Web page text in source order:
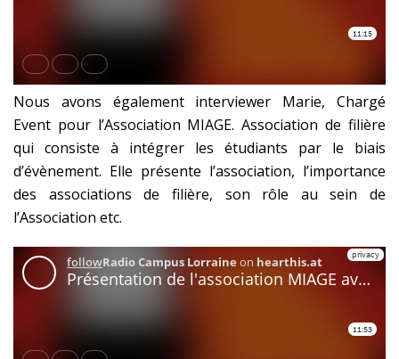
Nous avons également interviewer Marie, Chargé
Event pour l’Association MIAGE. Association de filière
qui consiste à intégrer les étudiants par le biais
d’évènement. Elle présente l’association, l’importance
des associations de filière, son rôle au sein de
l’Association etc.